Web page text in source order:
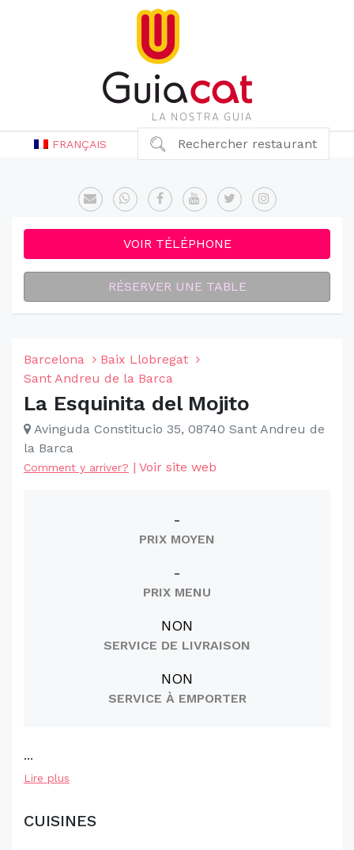
FRANÇAIS Rechercher restaurant
VOIR TÉLÉPHONE
RÉSERVER UNE TABLE
Barcelona
Baix Llobregat
Sant Andreu de la Barca
La Esquinita del Mojito
Avinguda Constitucio 35, 08740 Sant Andreu de
la Barca
Comment y arriver? | Voir site web
-
PRIX MOYEN
-
PRIX MENU
NON
SERVICE DE LIVRAISON
NON
SERVICE À EMPORTER
...
Lire plus
CUISINES